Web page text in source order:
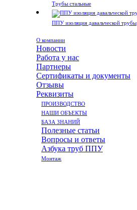
Трубы стальные
ППУ изоляция давальческой трубы
О компании
Новости
Работа у нас
Партнеры
Сертификаты и документы
Отзывы
Реквизиты
ПРОИЗВОДСТВО
НАШИ ОБЪЕКТЫ
БАЗА ЗНАНИЙ
Полезные статьи
Вопросы и ответы
Азбука труб ППУ
Монтаж